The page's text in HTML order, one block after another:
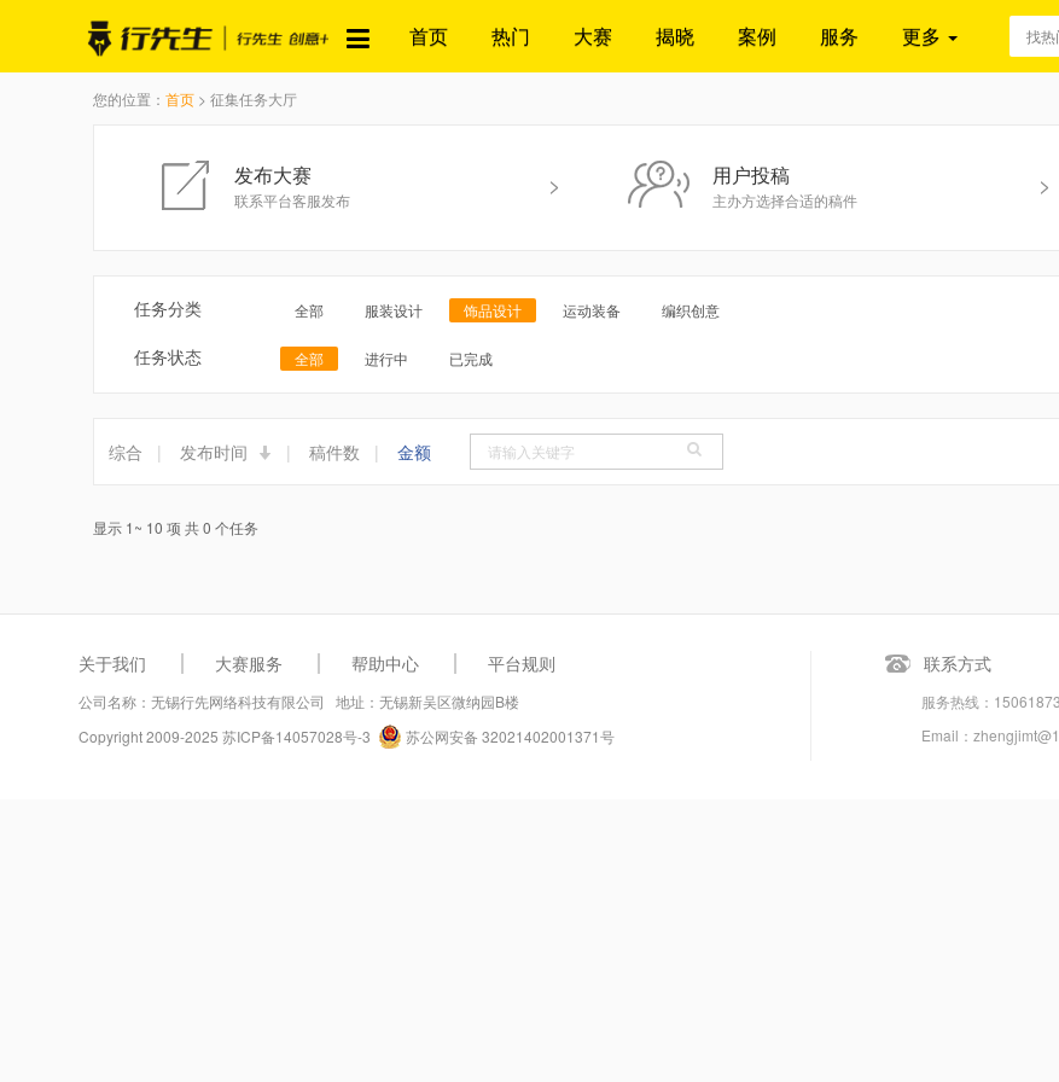
首页 热门 大赛 揭晓 案例 服务 更多 找热
您的位置： 首页 > 征集任务大厅
发布大赛
联系平台客服发布
> 用户投稿
主办方选择合适的稿件
>
任务分类 全部 服装设计 饰品设计 运动装备 编织创意
任务状态 全部 进行中 已完成
综合 | 发布时间 | 稿件数 | 金额
显示 1~ 10 项 共 0 个任务
关于我们 大赛服务 帮助中心 平台规则
公司名称：无锡行先网络科技有限公司 地址：无锡新吴区微纳园B楼
Copyright 2009-2025 苏ICP备14057028号-3 苏公网安备 32021402001371号
联系方式
服务热线：
Email：